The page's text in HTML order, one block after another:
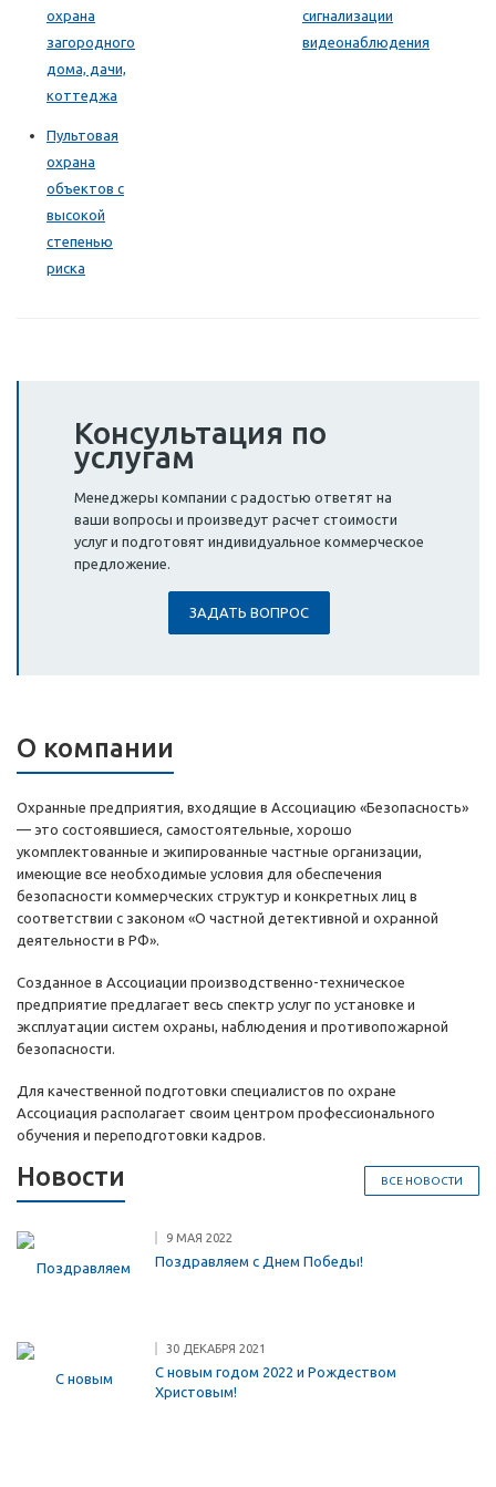
охрана
загородного
дома, дачи,
коттеджа
сигнализации
видеонаблюдения
Пультовая
охрана
объектов с
высокой
степенью
риска
Консультация по
услугам
Менеджеры компании с радостью ответят на
ваши вопросы и произведут расчет стоимости
услуг и подготовят индивидуальное коммерческое
предложение.
ЗАДАТЬ ВОПРОС
О компании
Охранные предприятия, входящие в Ассоциацию «Безопасность»
— это состоявшиеся, самостоятельные, хорошо
укомплектованные и экипированные частные организации,
имеющие все необходимые условия для обеспечения
безопасности коммерческих структур и конкретных лиц в
соответствии с законом «О частной детективной и охранной
деятельности в РФ».
Созданное в Ассоциации производственно-техническое
предприятие предлагает весь спектр услуг по установке и
эксплуатации систем охраны, наблюдения и противопожарной
безопасности.
Для качественной подготовки специалистов по охране
Ассоциация располагает своим центром профессионального
обучения и переподготовки кадров.
ВСЕ НОВОСТИ
Новости
9 МАЯ 2022
Поздравляем с Днем Победы!
30 ДЕКАБРЯ 2021
С новым годом 2022 и Рождеством
Христовым!